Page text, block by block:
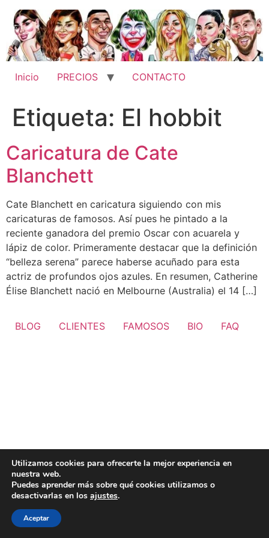
contenido
Inicio PRECIOS CONTACTO
Etiqueta: El hobbit
Caricatura de Cate
Blanchett
Cate Blanchett en caricatura siguiendo con mis
caricaturas de famosos. Así pues he pintado a la
reciente ganadora del premio Oscar con acuarela y
lápiz de color. Primeramente destacar que la definición
“belleza serena” parece haberse acuñado para esta
actriz de profundos ojos azules. En resumen, Catherine
Élise Blanchett nació en Melbourne (Australia) el 14 […]
BLOG CLIENTES FAMOSOS BIO FAQ
Utilizamos cookies para ofrecerte la mejor experiencia en
nuestra web.
Puedes aprender más sobre qué cookies utilizamos o
desactivarlas en los ajustes.
Aceptar